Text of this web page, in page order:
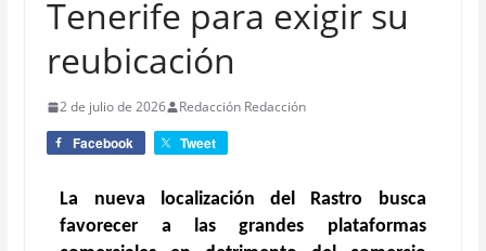
Tenerife para exigir su
reubicación
2 de julio de 2026 Redacción Redacción
Facebook Tweet
La nueva localización del Rastro busca
favorecer a las grandes plataformas